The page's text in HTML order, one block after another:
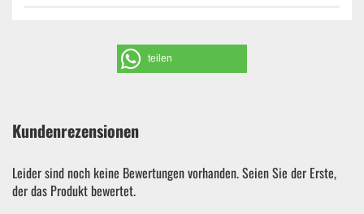
teilen
Kundenrezensionen
Leider sind noch keine Bewertungen vorhanden. Seien Sie der Erste,
der das Produkt bewertet.